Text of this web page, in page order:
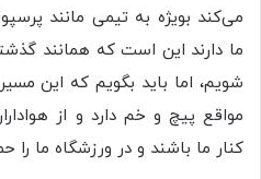
می‌کند بویژه به تیمی مانند
ما دارند این است که همانند
شویم، اما باید بگویم که این
مواقع پیچ و خم دارد و از
کنار ما باشند و در ورزشگاه‌ ما را